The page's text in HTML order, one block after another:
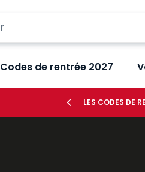
Codes de rentrée 2027
LES CODES DE